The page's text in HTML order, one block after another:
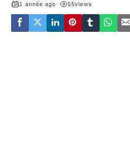
1 année ago • 55views